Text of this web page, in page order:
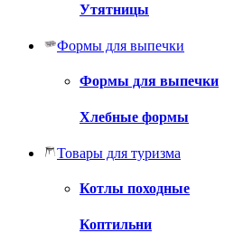
Утятницы
Формы для выпечки
Формы для выпечки
Хлебные формы
Товары для туризма
Котлы походные
Коптильни